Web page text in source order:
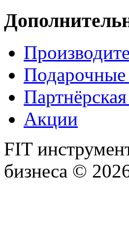
Подарочные
Акции
FIT
бизнеса ©